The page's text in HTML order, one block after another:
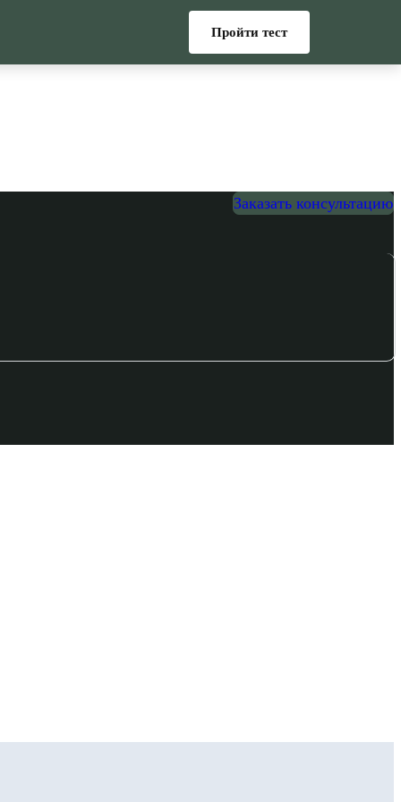
Заказать консультацию
Пройти тест